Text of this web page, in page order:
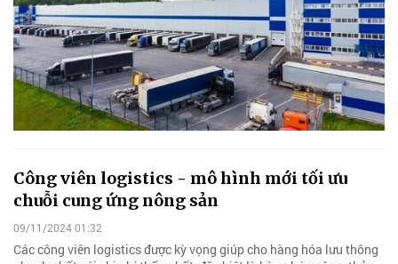
Công viên logistics - mô hình mới tối ưu
chuỗi cung ứng nông sản
09/11/2024 01:32
Các công viên logistics được kỳ vọng giúp cho hàng hóa lưu thông